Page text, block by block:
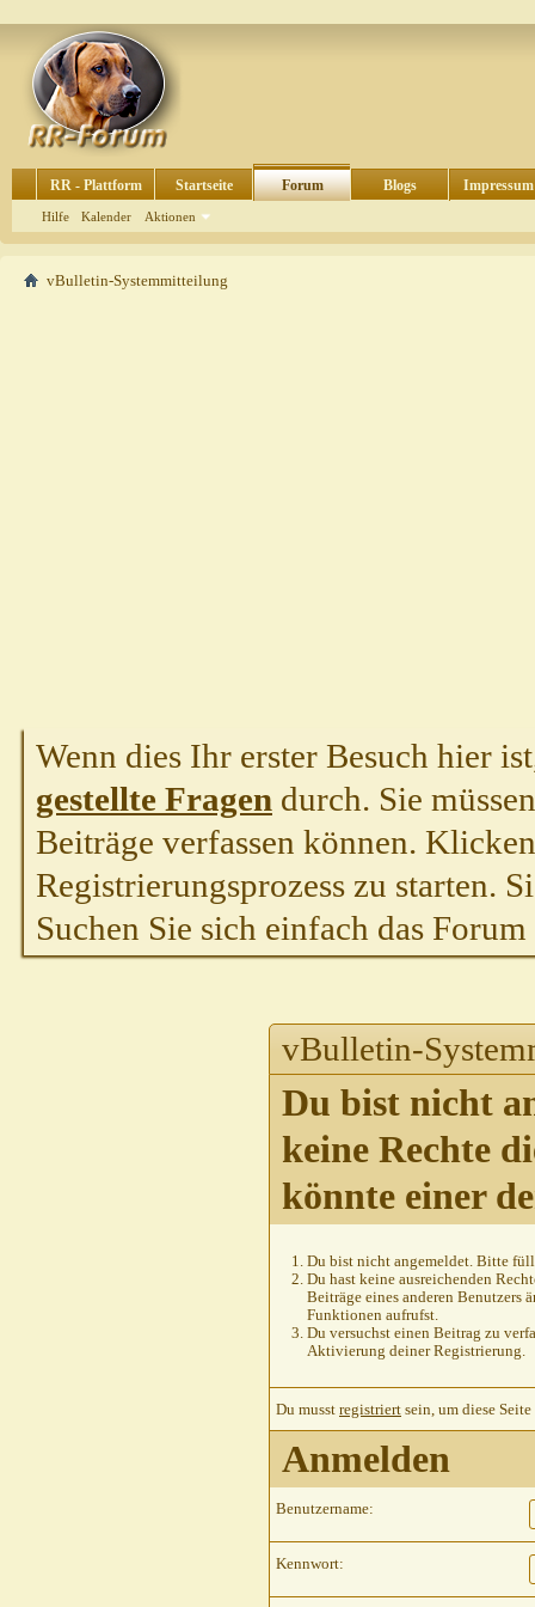
RR - Plattform Startseite Forum
Hilfe Kalender Aktionen
Blogs Impressum
vBulletin-Systemmitteilung
Wenn dies Ihr erster Besuch hier
gestellte Fragen durch. Sie
Beiträge verfassen können.
Registrierungsprozess zu starten.
Suchen Sie sich einfach das
vBulletin-
Du bist nicht
keine Rechte
könnte einer
Du bist nicht angemeldet. Bitte
Du hast keine ausreichenden
Beiträge eines anderen Benutzers
Funktionen aufrufst.
Du versuchst einen Beitrag zu
Aktivierung deiner Registrierung.
Du musst registriert sein, um diese
Anmelden
Benutzername:
Kennwort: